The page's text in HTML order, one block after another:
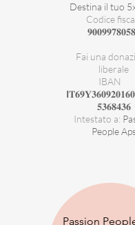
Destina il tuo
Codice
Fai una
liberale
IBAN
I
𝟓𝟑𝟔𝟖𝟒𝟑𝟔
Intestato a:
People
Passion